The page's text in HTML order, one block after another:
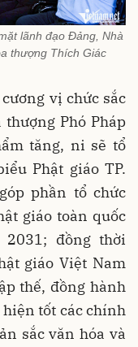
lãnh đạo Đảng, Nhà
thượng Thích Giác
vị chức sắc
Phó Pháp
tăng, ni sẽ tổ
Phật giáo TP.
phần tổ chức
giáo toàn quốc
đồng thời
giáo Việt Nam
thế, đồng hành
tốt các chính
sắc văn hóa và